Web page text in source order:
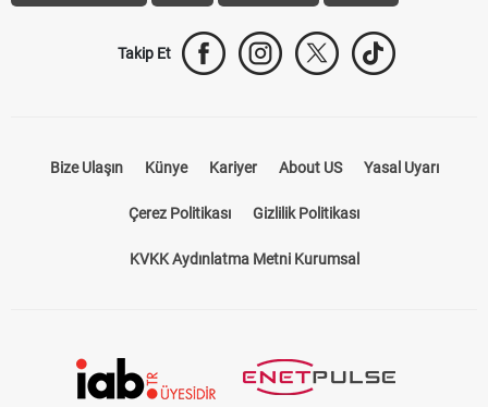
Takip Et
Bize Ulaşın Künye Kariyer About US Yasal Uyarı
Çerez Politikası Gizlilik Politikası
KVKK Aydınlatma Metni Kurumsal